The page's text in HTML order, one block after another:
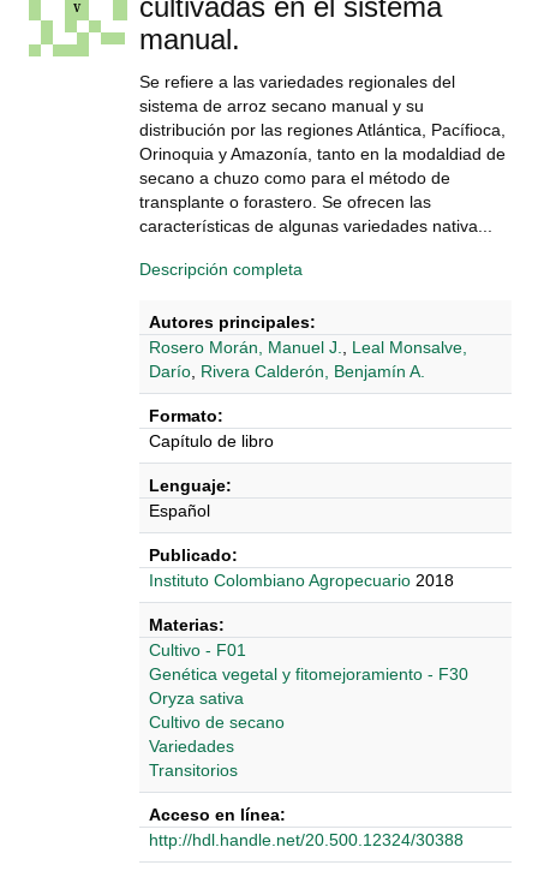
cultivadas en el sistema
manual.
Se refiere a las variedades regionales del
sistema de arroz secano manual y su
distribución por las regiones Atlántica, Pacífioca,
Orinoquia y Amazonía, tanto en la modaldiad de
secano a chuzo como para el método de
transplante o forastero. Se ofrecen las
características de algunas variedades nativa...
Descripción completa
Autores principales:
Rosero Morán, Manuel J.
Leal Monsalve,
Darío Rivera Calderón, Benjamín A.
Formato:
Capítulo de libro
Lenguaje:
Español
Publicado:
Instituto Colombiano Agropecuario 2018
Materias:
Cultivo - F01
Genética vegetal y fitomejoramiento - F30
Oryza sativa
Cultivo de secano
Variedades
Transitorios
Acceso en línea:
http://hdl.handle.net/20.500.12324/30388